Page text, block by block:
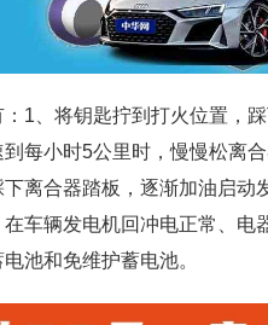
1、将钥匙拧到打火位置，
每小时5公里时，慢慢松离
离合器踏板，逐渐加油启动
车辆发电机回冲电正常、
池和免维护蓄电池。